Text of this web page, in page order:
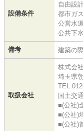
設備条件
自由設
都市ガス
公営水道
公共下水
備考 建築の
取扱会社
株式会
埼玉県
国土交
■(公社)
■(公社)
■(公社)